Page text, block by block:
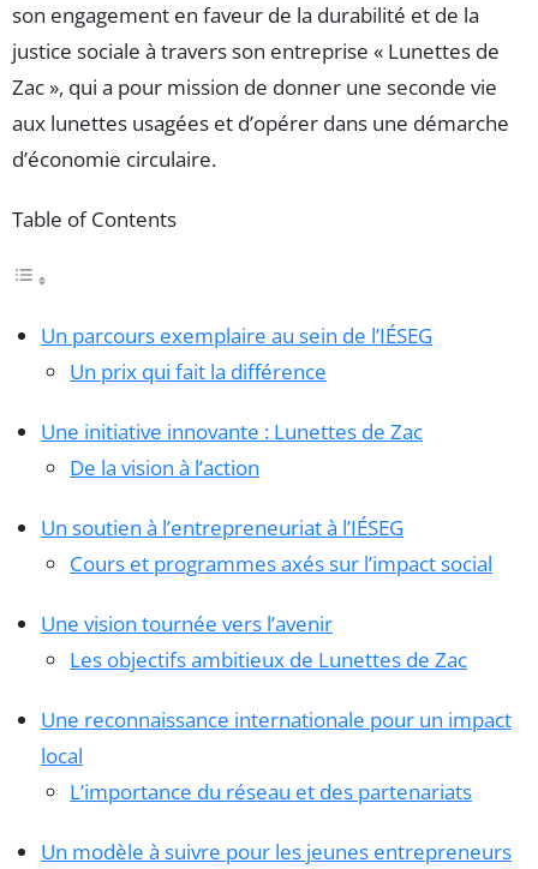
son engagement en faveur de la durabilité et de la
justice sociale à travers son entreprise « Lunettes de
Zac », qui a pour mission de donner une seconde vie
aux lunettes usagées et d’opérer dans une démarche
d’économie circulaire.
Table of Contents
Un parcours exemplaire au sein de l’IÉSEG
Un prix qui fait la différence
Une initiative innovante : Lunettes de Zac
De la vision à l’action
Un soutien à l’entrepreneuriat à l’IÉSEG
Cours et programmes axés sur l’impact social
Une vision tournée vers l’avenir
Les objectifs ambitieux de Lunettes de Zac
Une reconnaissance internationale pour un impact
local
L’importance du réseau et des partenariats
Un modèle à suivre pour les jeunes entrepreneurs